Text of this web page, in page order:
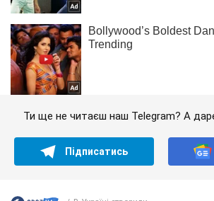
Ти ще не читаєш наш Telegram? А
Підписатись